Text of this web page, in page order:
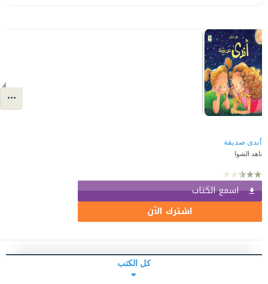
أندى صديقة
ناهد الشوا
اسمع الكتاب
اشترك الآن
كل الكتب